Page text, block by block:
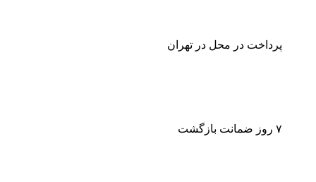
پرداخت در محل در تهران
۷ روز ضمانت بازگشت